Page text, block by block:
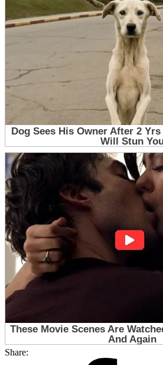
Share: